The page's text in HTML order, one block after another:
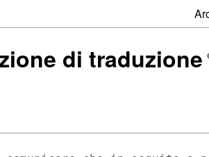
di traduzione